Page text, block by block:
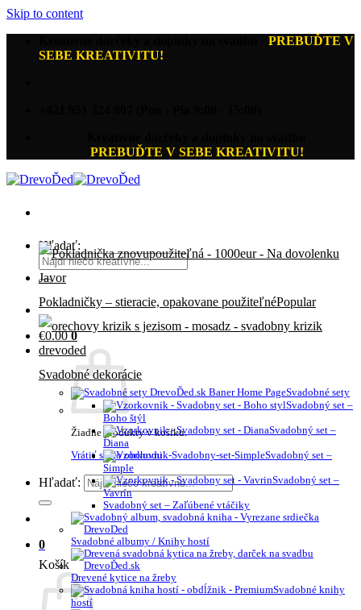
Skip to content
PREBUĎTE V
SEBE KREATIVITU!
PREBUĎTE V SEBE KREATIVITU!
Hľadať:
€0.00 0
Žiadne produkty v košíku.
Vrátiť sa do obchodu
Hľadať:
0
Košík
Pokladničky – stieracie, opakovane použiteľné
Svadobné dekorácie
Svadobné sety
Svadobný set –
Boho štýl
Svadobný set –
Diana
Svadobný set –
Simple
Svadobný set –
Vavrín
Svadobný set – Zaľúbené vtáčiky
Svadobné albumy / Knihy hostí
Drevené kytice na žreby
Svadobné knihy
hostí